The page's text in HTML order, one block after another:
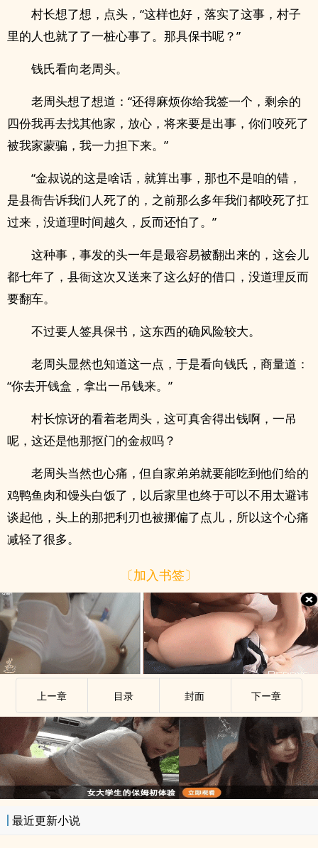
村长想了想，点头，“这样也好，落实了这事，村子
里的人也就了了一桩心事了。那具保书呢？”
钱氏看向老周头。
老周头想了想道：“还得麻烦你给我签一个，剩余的
四份我再去找其他家，放心，将来要是出事，你们咬死了
被我家蒙骗，我一力担下来。”
“金叔说的这是啥话，就算出事，那也不是咱的错，
是县衙告诉我们人死了的，之前那么多年我们都咬死了扛
过来，没道理时间越久，反而还怕了。”
这种事，事发的头一年是最容易被翻出来的，这会儿
都七年了，县衙这次又送来了这么好的借口，没道理反而
要翻车。
不过要人签具保书，这东西的确风险较大。
老周头显然也知道这一点，于是看向钱氏，商量道：
“你去开钱盒，拿出一吊钱来。”
村长惊讶的看着老周头，这可真舍得出钱啊，一吊
呢，这还是他那抠门的金叔吗？
老周头当然也心痛，但自家弟弟就要能吃到他们给的
鸡鸭鱼肉和馒头白饭了，以后家里也终于可以不用太避讳
谈起他，头上的那把利刃也被挪偏了点儿，所以这个心痛
减轻了很多。
〔加入书签〕
上ー章 目录 封面 下ー章
最近更新小说